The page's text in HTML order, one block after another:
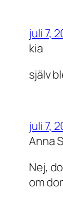
juli 7,
kia
själv
juli 7,
Anna S
Nej,
om